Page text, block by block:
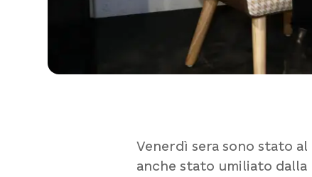
Venerdì sera sono stato
anche stato umiliato dalla